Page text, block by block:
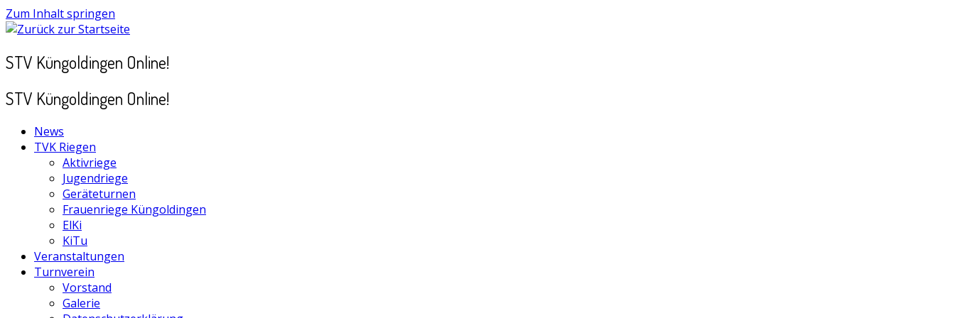
Zum Inhalt springen
STV Küngoldingen Online!
STV Küngoldingen Online!
News
TVK Riegen
Aktivriege
Jugendriege
Geräteturnen
Frauenriege Küngoldingen
ElKi
KiTu
Veranstaltungen
Turnverein
Vorstand
Galerie